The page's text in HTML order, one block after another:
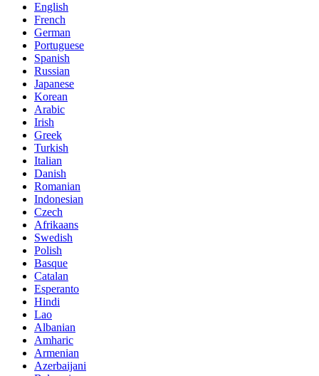
English
French
German
Portuguese
Spanish
Russian
Japanese
Korean
Arabic
Irish
Greek
Turkish
Italian
Danish
Romanian
Indonesian
Czech
Afrikaans
Swedish
Polish
Basque
Catalan
Esperanto
Hindi
Lao
Albanian
Amharic
Armenian
Azerbaijani